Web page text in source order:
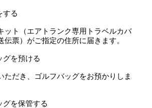
する
ット（エアトランク専用トラベルカバ
伝票）がご指定の住所に届きます。
グを預ける
ただき、ゴルフバッグをお預かりしま
グを保管する